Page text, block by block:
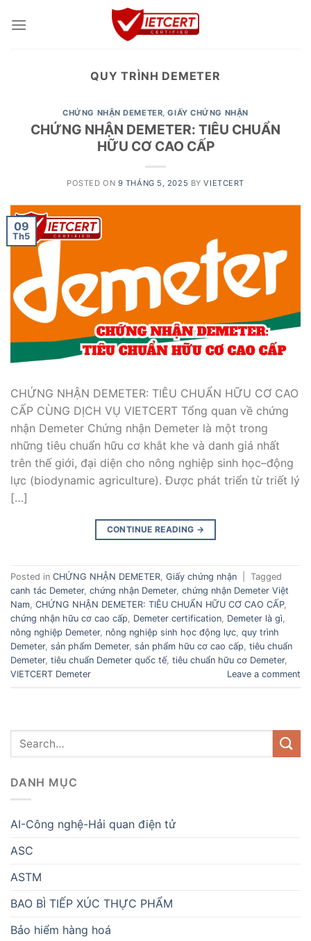
QUY TRÌNH DEMETER
CHỨNG NHẬN DEMETER,GIẤY CHỨNG NHẬN
CHỨNG NHẬN DEMETER: TIÊU CHUẨN
HỮU CƠ CAO CẤP
POSTED ON 9 THÁNG 5, 2025 BYVIETCERT
09
Th5
CHỨNG NHẬN DEMETER: TIÊU CHUẨN HỮU CƠ CAO
CẤP CÙNG DỊCH VỤ VIETCERT Tổng quan về chứng
nhận Demeter Chứng nhận Demeter là một trong
những tiêu chuẩn hữu cơ khắt khe và danh giá nhất
trên thế giới, đại diện cho nông nghiệp sinh học–động
lực (biodynamic agriculture). Được phát triển từ triết lý
[…]
CONTINUE READING →
Posted in CHỨNG NHẬN DEMETER, Giấy chứng nhận
Tagged
canh tác Demeter, chứng nhận Demeter, chứng nhận Demeter Việt
Nam, CHỨNG NHẬN DEMETER: TIÊU CHUẨN HỮU CƠ CAO CẤP,
chứng nhận hữu cơ cao cấp, Demeter certification, Demeter là gì,
nông nghiệp Demeter, nông nghiệp sinh học động lực, quy trình
Demeter, sản phẩm Demeter, sản phẩm hữu cơ cao cấp, tiêu chuẩn
Demeter, tiêu chuẩn Demeter quốc tế, tiêu chuẩn hữu cơ Demeter,
VIETCERT Demeter
Leave a comment
DANH MỤC
AI-Công nghệ-Hải quan điện tử
ASC
ASTM
BAO BÌ TIẾP XÚC THỰC PHẨM
Bảo hiểm hàng hoá